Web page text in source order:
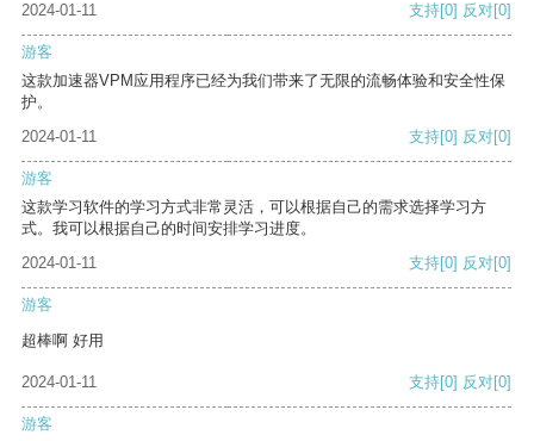
2024-01-11
支持[0] 反对[0]
游客
这款加速器VPM应用程序已经为我们带来了无限的流畅体验和安全性保
护。
2024-01-11
支持[0] 反对[0]
游客
这款学习软件的学习方式非常灵活，可以根据自己的需求选择学习方
式。我可以根据自己的时间安排学习进度。
2024-01-11
支持[0] 反对[0]
游客
超棒啊 好用
2024-01-11 支持[0] 反对[0]
游客